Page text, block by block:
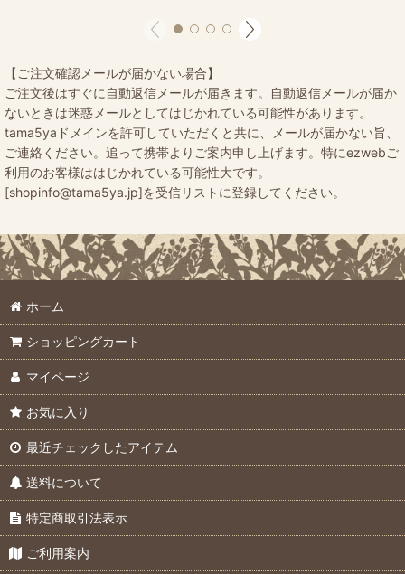
【ご注文確認メールが届かない場合】
ご注文後はすぐに自動返信メールが届きます。自動返信メールが届か
ないときは迷惑メールとしてはじかれている可能性があります。
tama5yaドメインを許可していただくと共に、メールが届かない旨、
ご連絡ください。追って携帯よりご案内申し上げます。特にezwebご
利用のお客様ははじかれている可能性大です。
[shopinfo@tama5ya.jp]を受信リストに登録してください。
ホーム
ショッピングカート
マイページ
お気に入り
最近チェックしたアイテム
送料について
特定商取引法表示
ご利用案内